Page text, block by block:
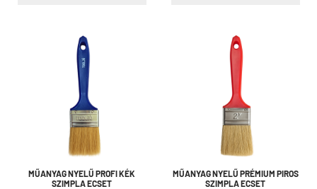
MŰANYAG NYELŰ PROFI KÉK
SZIMPLA ECSET
MŰANYAG NYELŰ PRÉMIUM PIROS
SZIMPLA ECSET